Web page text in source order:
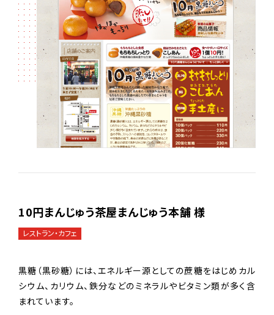
10円まんじゅう茶屋まんじゅう本舗 様
レストラン・カフェ
黒糖（黒砂糖）には、エネルギー源としての蔗糖をはじめカル
シウム、カリウム、鉄分などのミネラルやビタミン類が多く含
まれています。